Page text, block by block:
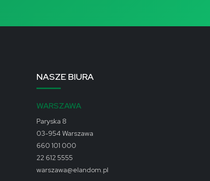
NASZE BIURA
WARSZAWA
Paryska 8
03-954 Warszawa
660 101 000
22 612 5555
warszawa@elandom.pl